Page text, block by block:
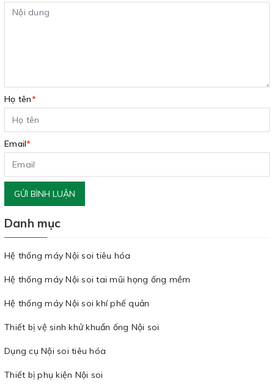
Họ tên*
Email*
GỬI BÌNH LUẬN
Danh mục
Hệ thống máy Nội soi tiêu hóa
Hệ thống máy Nội soi tai mũi họng ống mềm
Hệ thống máy Nội soi khí phế quản
Thiết bị vệ sinh khử khuẩn ống Nội soi
Dụng cụ Nội soi tiêu hóa
Thiết bị phụ kiện Nội soi